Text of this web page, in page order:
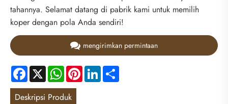
tahannya. Selamat datang di pabrik kami untuk memilih
koper dengan pola Anda sendiri!
mengirimkan permintaan
Facebook
X WhatsApp
PinterestLinkedIn
Deskripsi Produk